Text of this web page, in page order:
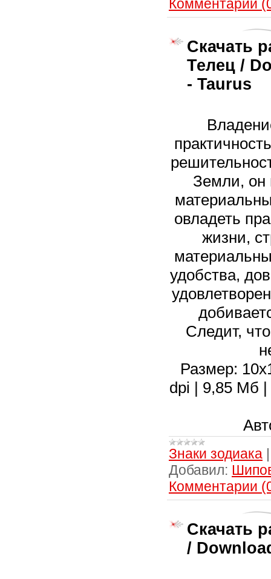
Комментарии
Скачать
Телец /
- Taurus
Земли, он
овладеть
жизни,
удобства,
Следит,
Размер:
dpi | 9,85 Мб
Знаки зодиака
Добавил:
Комментарии
Скачать
/